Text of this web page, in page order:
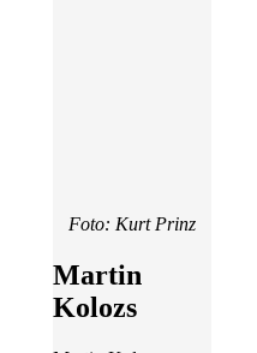
Foto: Kurt Prinz
Martin
Kolozs